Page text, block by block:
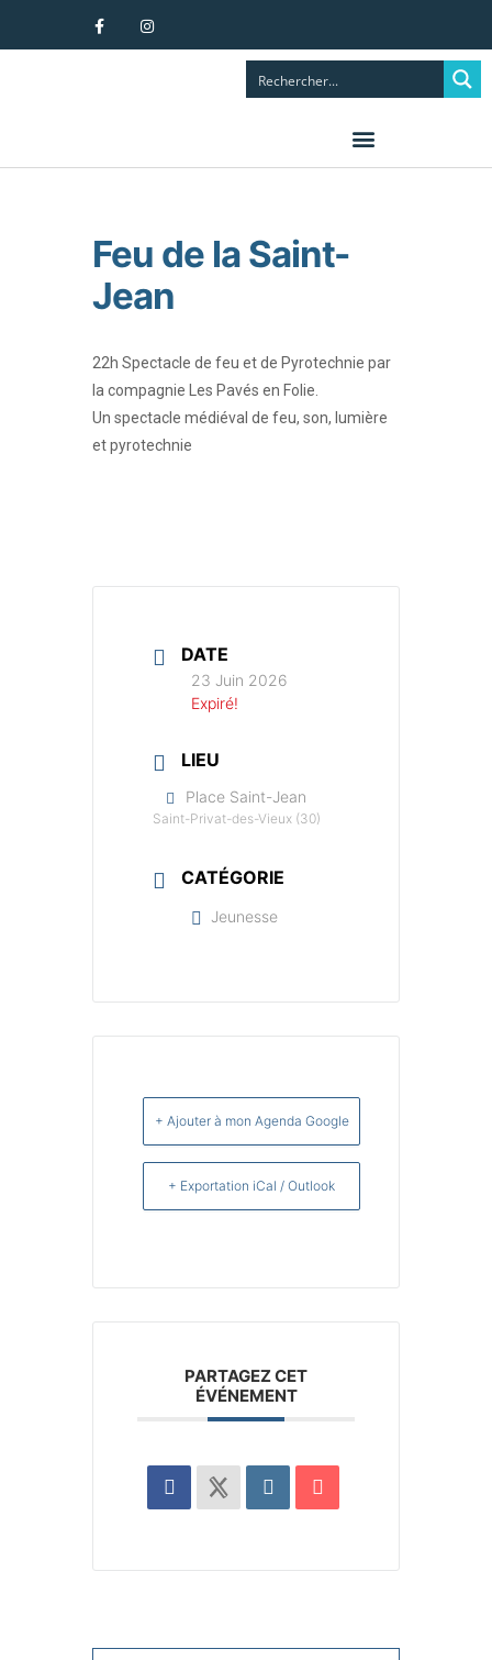
Feu de la Saint-
Jean
22h Spectacle de feu et de Pyrotechnie par
la compagnie Les Pavés en Folie.
Un spectacle médiéval de feu, son, lumière
et pyrotechnie
DATE
23 Juin 2026
Expiré!
LIEU
Place Saint-Jean
Saint-Privat-des-Vieux (30)
CATÉGORIE
Jeunesse
+ Ajouter à mon Agenda Google
+ Exportation iCal / Outlook
PARTAGEZ CET
ÉVÉNEMENT